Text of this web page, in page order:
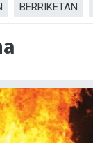
BERRIKETAN